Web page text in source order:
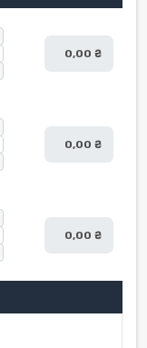
0,00 ₴
0,00 ₴
0,00 ₴